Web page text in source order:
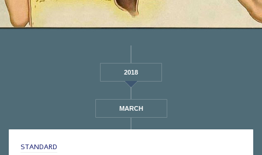
2018
MARCH
STANDARD